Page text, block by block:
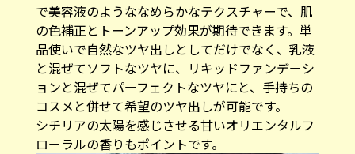
で美容液のようななめらかなテクスチャーで、肌
の色補正とトーンアップ効果が期待できます。単
品使いで自然なツヤ出しとしてだけでなく、乳液
と混ぜてソフトなツヤに、リキッドファンデーシ
ョンと混ぜてパーフェクトなツヤにと、手持ちの
コスメと併せて希望のツヤ出しが可能です。
シチリアの太陽を感じさせる甘いオリエンタルフ
ローラルの香りもポイントです。